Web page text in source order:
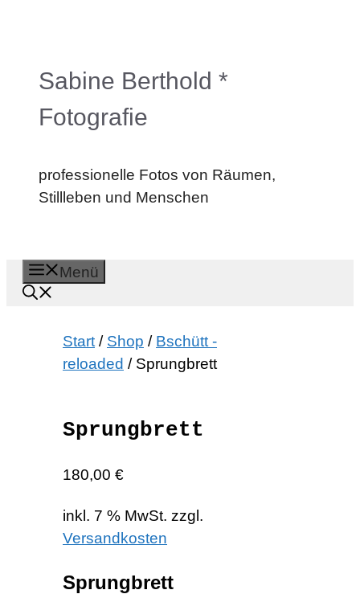
Sabine Berthold *
Fotografie
professionelle Fotos von Räumen,
Stillleben und Menschen
Menü
Start / Shop / Bschütt -
reloaded / Sprungbrett
Sprungbrett
180,00 €
inkl. 7 % MwSt. zzgl.
Versandkosten
Sprungbrett